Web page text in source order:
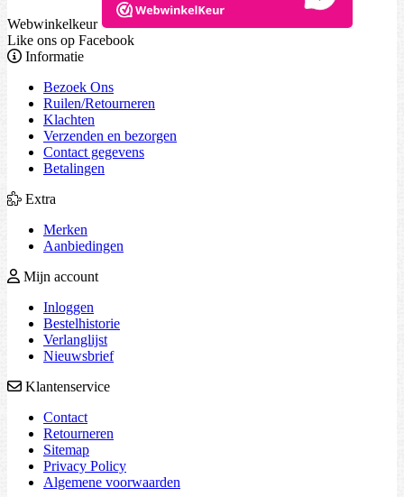
Webwinkelkeur
Like ons op Facebook
Informatie
Bezoek Ons
Ruilen/Retourneren
Klachten
Verzenden en bezorgen
Contact gegevens
Betalingen
Extra
Merken
Aanbiedingen
Mijn account
Inloggen
Bestelhistorie
Verlanglijst
Nieuwsbrief
Klantenservice
Contact
Retourneren
Sitemap
Privacy Policy
Algemene voorwaarden